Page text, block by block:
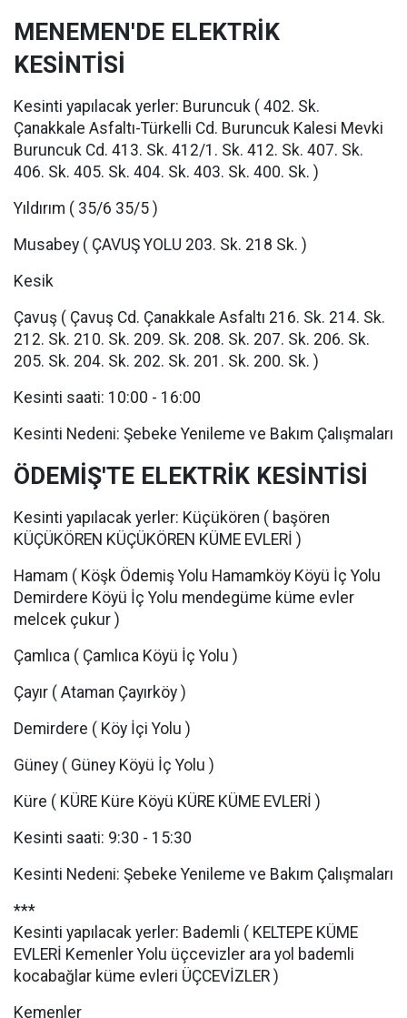
MENEMEN'DE ELEKTRİK
KESİNTİSİ
Kesinti yapılacak yerler: Buruncuk ( 402. Sk.
Çanakkale Asfaltı-Türkelli Cd. Buruncuk Kalesi Mevki
Buruncuk Cd. 413. Sk. 412/1. Sk. 412. Sk. 407. Sk.
406. Sk. 405. Sk. 404. Sk. 403. Sk. 400. Sk. )
Yıldırım ( 35/6 35/5 )
Musabey ( ÇAVUŞ YOLU 203. Sk. 218 Sk. )
Kesik
Çavuş ( Çavuş Cd. Çanakkale Asfaltı 216. Sk. 214. Sk.
212. Sk. 210. Sk. 209. Sk. 208. Sk. 207. Sk. 206. Sk.
205. Sk. 204. Sk. 202. Sk. 201. Sk. 200. Sk. )
Kesinti saati: 10:00 - 16:00
Kesinti Nedeni: Şebeke Yenileme ve Bakım Çalışmaları
ÖDEMİŞ'TE ELEKTRİK KESİNTİSİ
Kesinti yapılacak yerler: Küçükören ( başören
KÜÇÜKÖREN KÜÇÜKÖREN KÜME EVLERİ )
Hamam ( Köşk Ödemiş Yolu Hamamköy Köyü İç Yolu
Demirdere Köyü İç Yolu mendegüme küme evler
melcek çukur )
Çamlıca ( Çamlıca Köyü İç Yolu )
Çayır ( Ataman Çayırköy )
Demirdere ( Köy İçi Yolu )
Güney ( Güney Köyü İç Yolu )
Küre ( KÜRE Küre Köyü KÜRE KÜME EVLERİ )
Kesinti saati: 9:30 - 15:30
Kesinti Nedeni: Şebeke Yenileme ve Bakım Çalışmaları
***
Kesinti yapılacak yerler: Bademli ( KELTEPE KÜME
EVLERİ Kemenler Yolu üçcevizler ara yol bademli
kocabağlar küme evleri ÜÇCEVİZLER )
Kemenler